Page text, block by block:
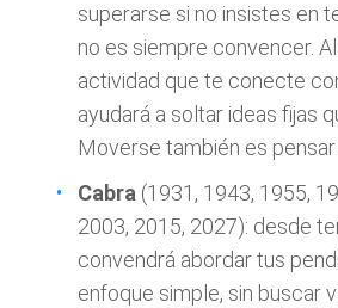
superarse si no insistes en
no es siempre convencer.
actividad que te conecte
ayudará a soltar ideas fijas
Moverse también es
Cabra (1931, 1943, 1955,
2003, 2015, 2027): desde
convendrá abordar tus
enfoque simple, sin buscar